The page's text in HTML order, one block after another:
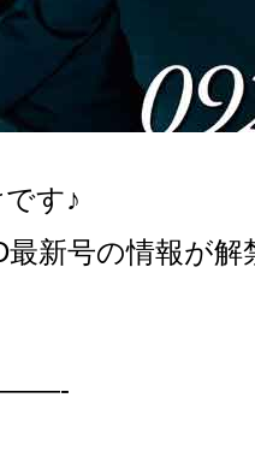
す♪
最新号の情報が